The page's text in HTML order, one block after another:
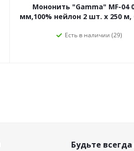
Мононить "Gamma" MF-04
мм,100% нейлон 2 шт. х 250
Есть в наличии (29)
Будьте всегда